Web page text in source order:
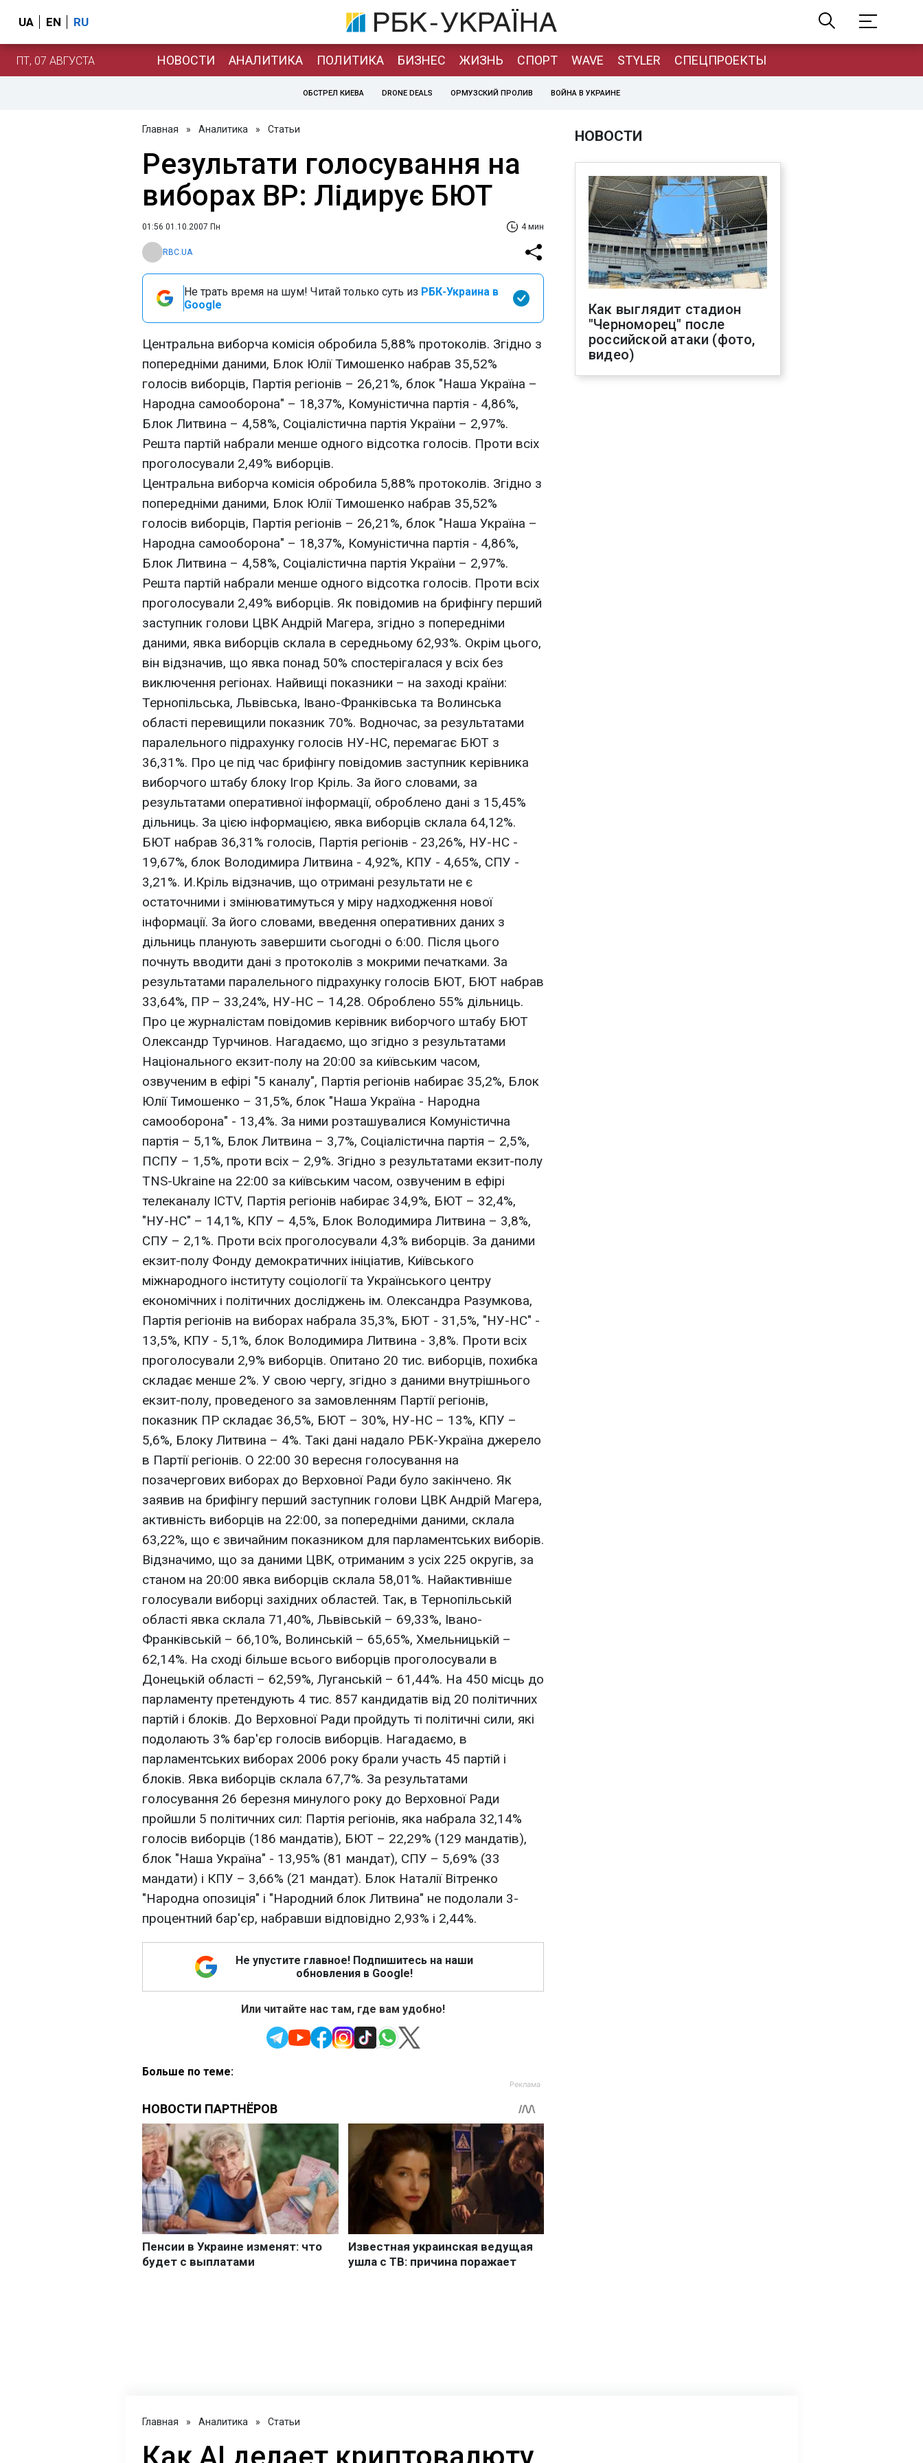
UA EN RU
ПТ, 07 АВГУСТА НОВОСТИ АНАЛИТИКА ПОЛИТИКА БИЗНЕС ЖИЗНЬ СПОРТ WAVE STYLER СПЕЦПРОЕКТЫ
ОБСТРЕЛ КИЕВА DRONE DEALS ОРМУЗСКИЙ ПРОЛИВ ВОЙНА В УКРАИНЕ
Главная » Аналитика » Статьи
Результати голосування на
виборах ВР: Лідирує БЮТ
01:56 01.10.2007 Пн 4 мин
RBC.UA
Не трать время на шум! Читай только суть из РБК-Украина в
Google
Центральна виборча комісія обробила 5,88% протоколів. Згідно з
попередніми даними, Блок Юлії Тимошенко набрав 35,52%
голосів виборців, Партія регіонів – 26,21%, блок "Наша Україна –
Народна самооборона" – 18,37%, Комуністична партія - 4,86%,
Блок Литвина – 4,58%, Соціалістична партія України – 2,97%.
Решта партій набрали менше одного відсотка голосів. Проти всіх
проголосували 2,49% виборців.
Центральна виборча комісія обробила 5,88% протоколів. Згідно з
попередніми даними, Блок Юлії Тимошенко набрав 35,52%
голосів виборців, Партія регіонів – 26,21%, блок "Наша Україна –
Народна самооборона" – 18,37%, Комуністична партія - 4,86%,
Блок Литвина – 4,58%, Соціалістична партія України – 2,97%.
Решта партій набрали менше одного відсотка голосів. Проти всіх
проголосували 2,49% виборців. Як повідомив на брифінгу перший
заступник голови ЦВК Андрій Магера, згідно з попередніми
даними, явка виборців склала в середньому 62,93%. Окрім цього,
він відзначив, що явка понад 50% спостерігалася у всіх без
виключення регіонах. Найвищі показники – на заході країни:
Тернопільська, Львівська, Івано-Франківська та Волинська
області перевищили показник 70%. Водночас, за результатами
паралельного підрахунку голосів НУ-НС, перемагає БЮТ з
36,31%. Про це під час брифінгу повідомив заступник керівника
виборчого штабу блоку Ігор Кріль. За його словами, за
результатами оперативної інформації, оброблено дані з 15,45%
дільниць. За цією інформацією, явка виборців склала 64,12%.
БЮТ набрав 36,31% голосів, Партія регіонів - 23,26%, НУ-НС -
19,67%, блок Володимира Литвина - 4,92%, КПУ - 4,65%, СПУ -
3,21%. И.Кріль відзначив, що отримані результати не є
остаточними і змінюватимуться у міру надходження нової
інформації. За його словами, введення оперативних даних з
дільниць планують завершити сьогодні о 6:00. Після цього
почнуть вводити дані з протоколів з мокрими печатками. За
результатами паралельного підрахунку голосів БЮТ, БЮТ набрав
33,64%, ПР – 33,24%, НУ-НС – 14,28. Оброблено 55% дільниць.
Про це журналістам повідомив керівник виборчого штабу БЮТ
Олександр Турчинов. Нагадаємо, що згідно з результатами
Національного екзит-полу на 20:00 за київським часом,
озвученим в ефірі "5 каналу", Партія регіонів набирає 35,2%, Блок
Юлії Тимошенко – 31,5%, блок "Наша Україна - Народна
самооборона" - 13,4%. За ними розташувалися Комуністична
партія – 5,1%, Блок Литвина – 3,7%, Соціалістична партія – 2,5%,
ПСПУ – 1,5%, проти всіх – 2,9%. Згідно з результатами екзит-полу
TNS-Ukraine на 22:00 за київським часом, озвученим в ефірі
телеканалу ICTV, Партія регіонів набирає 34,9%, БЮТ – 32,4%,
"НУ-НС" – 14,1%, КПУ – 4,5%, Блок Володимира Литвина – 3,8%,
СПУ – 2,1%. Проти всіх проголосували 4,3% виборців. За даними
екзит-полу Фонду демократичних ініціатив, Київського
міжнародного інституту соціології та Українського центру
економічних і політичних досліджень ім. Олександра Разумкова,
Партія регіонів на виборах набрала 35,3%, БЮТ - 31,5%, "НУ-НС" -
13,5%, КПУ - 5,1%, блок Володимира Литвина - 3,8%. Проти всіх
проголосували 2,9% виборців. Опитано 20 тис. виборців, похибка
складає менше 2%. У свою чергу, згідно з даними внутрішнього
екзит-полу, проведеного за замовленням Партії регіонів,
показник ПР складає 36,5%, БЮТ – 30%, НУ-НС – 13%, КПУ –
5,6%, Блоку Литвина – 4%. Такі дані надало РБК-Україна джерело
в Партії регіонів. О 22:00 30 вересня голосування на
позачергових виборах до Верховної Ради було закінчено. Як
заявив на брифінгу перший заступник голови ЦВК Андрій Магера,
активність виборців на 22:00, за попередніми даними, склала
63,22%, що є звичайним показником для парламентських виборів.
Відзначимо, що за даними ЦВК, отриманим з усіх 225 округів, за
станом на 20:00 явка виборців склала 58,01%. Найактивніше
голосували виборці західних областей. Так, в Тернопільській
області явка склала 71,40%, Львівській – 69,33%, Івано-
Франківській – 66,10%, Волинській – 65,65%, Хмельницькій –
62,14%. На сході більше всього виборців проголосували в
Донецькій області – 62,59%, Луганській – 61,44%. На 450 місць до
парламенту претендують 4 тис. 857 кандидатів від 20 політичних
партій і блоків. До Верховної Ради пройдуть ті політичні сили, які
подолають 3% бар'єр голосів виборців. Нагадаємо, в
парламентських виборах 2006 року брали участь 45 партій і
блоків. Явка виборців склала 67,7%. За результатами
голосування 26 березня минулого року до Верховної Ради
пройшли 5 політичних сил: Партія регіонів, яка набрала 32,14%
голосів виборців (186 мандатів), БЮТ – 22,29% (129 мандатів),
блок "Наша Україна" - 13,95% (81 мандат), СПУ – 5,69% (33
мандати) і КПУ – 3,66% (21 мандат). Блок Наталії Вітренко
"Народна опозиція" і "Народний блок Литвина" не подолали 3-
процентний бар'єр, набравши відповідно 2,93% і 2,44%.
Не упустите главное! Подпишитесь на наши
обновления в Google!
Или читайте нас там, где вам удобно!
Больше по теме:
НОВОСТИ
Как выглядит стадион
"Черноморец" после
российской атаки (фото,
видео)
Главная » Аналитика » Статьи